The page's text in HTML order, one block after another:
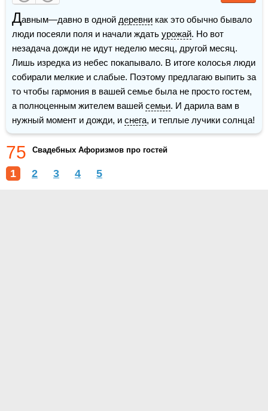
Давным—давно в одной деревни как это обычно бывало
люди посеяли поля и начали ждать урожай. Но вот
незадача дожди не идут неделю месяц, другой месяц.
Лишь изредка из небес покапывало. В итоге колосья люди
собирали мелкие и слабые. Поэтому предлагаю выпить за
то чтобы гармония в вашей семье была не просто гостем,
а полноценным жителем вашей семьи. И дарила вам в
нужный момент и дожди, и снега, и теплые лучики солнца!
75 Свадебных Афоризмов про гостей
1 2 3 4 5